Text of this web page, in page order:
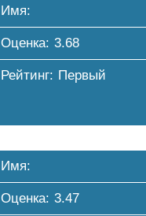
Имя:
Оценка: 3.68
Рейтинг: Первый
Имя:
Оценка: 3.47